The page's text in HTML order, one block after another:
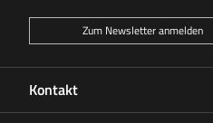
Kontakt
Zum Newsletter anmelden